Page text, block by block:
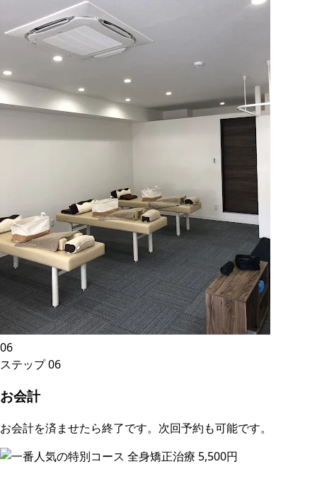
06
ステップ06
お会計
お会計を済ませたら終了です。次回予約も可能です。